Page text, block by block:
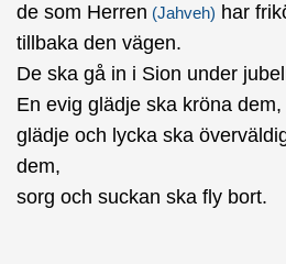
de som Herren (Jahveh) har
tillbaka den vägen.
De ska gå in i Sion under
En evig glädje ska kröna dem,
glädje och lycka ska
dem,
sorg och suckan ska fly bort.